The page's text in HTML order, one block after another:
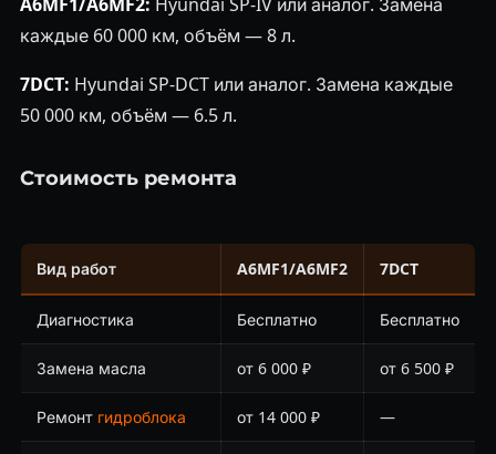
каждые 60 000 км, объём — 8 л.
7DCT: Hyundai SP-DCT или аналог. Замена каждые
50 000 км, объём — 6.5 л.
Стоимость ремонта
Вид работ A6MF1/A6MF2 7DCT
Диагностика Бесплатно Бесплатно
Замена масла от 6 000 ₽ от 6 500 ₽
Ремонт гидроблока от 14 000 ₽ —